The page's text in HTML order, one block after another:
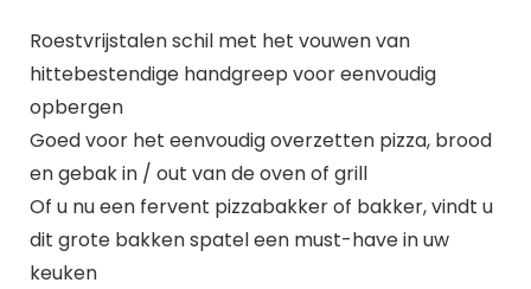
Roestvrijstalen schil met het vouwen van
hittebestendige handgreep voor eenvoudig
opbergen
Goed voor het eenvoudig overzetten pizza, brood
en gebak in / out van de oven of grill
Of u nu een fervent pizzabakker of bakker, vindt u
dit grote bakken spatel een must-have in uw
keuken